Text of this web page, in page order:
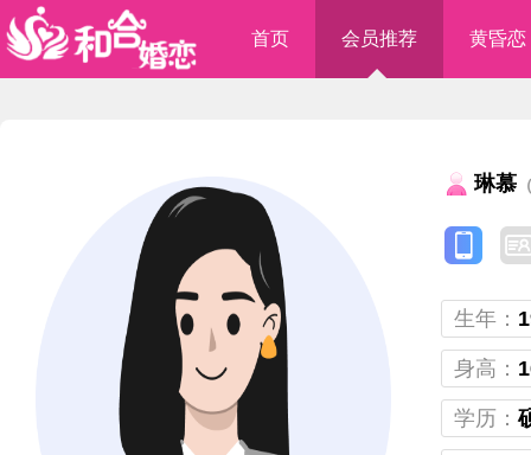
首页 会员推荐 黄昏恋
琳慕
生年：
身高：
学历：